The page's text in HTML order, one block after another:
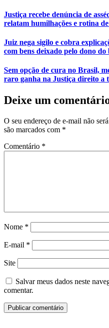
Justiça recebe denúncia de
relatam humilhações e rotina
Juiz nega sigilo e cobra
com bens deixado pelo dono do
Sem opção de cura no Brasil,
raro ganha na Justiça direito a
Deixe um
O seu endereço de e-mail não
são marcados com *
Comentário *
Nome *
E-mail *
Site
Salvar meus dados neste
comentar.